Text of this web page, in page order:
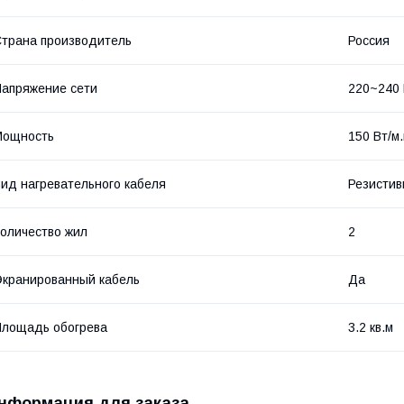
производитель Россия
сети 220~240
150 Вт/
нагревательного кабеля
жил 2
кабель Да
обогрева 3.2 кв.м